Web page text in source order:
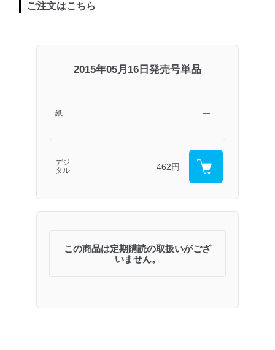
ご注文はこちら
2015年05月16日発売号単品
紙 ―
デジ
タル
462円
この商品は定期購読の取扱いがござ
いません。